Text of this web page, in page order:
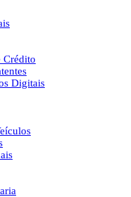
Crédito
Digitais